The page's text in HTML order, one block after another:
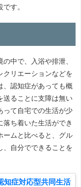
す。
中で、入浴や排泄、
クリエーションなどを
、認知症があっても概
送ることに支障は無い
って自宅での生活が少
落ち着いた生活ができ
ームと比べると、グル
、自分でできることを
知症対応型共同生活